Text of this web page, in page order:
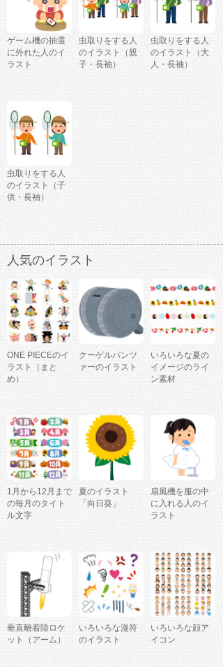
ゲーム機の抽選
に外れた人のイ
ラスト
虫取りをする人
のイラスト（親
子・長袖）
虫取りをする人
のイラスト（大
人・長袖）
虫取りをする人
のイラスト（子
供・長袖）
人気のイラスト
ONE PIECEのイ
ラスト（まと
め）
クーゲルパンツ
ァーのイラスト
いろいろな夏の
イメージのライ
ン素材
1月から12月まで
の毎月のタイト
ル文字
夏のイラスト
「向日葵」
扇風機を服の中
に入れる人のイ
ラスト
垂直離着陸ロケ
ット（アーム）
いろいろな漫符
のイラスト
いろいろな顔ア
イコン